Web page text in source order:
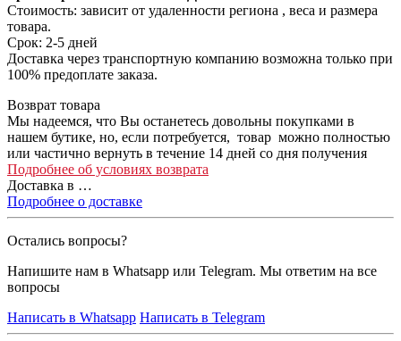
Стоимость: зависит от удаленности региона , веса и размера
товара.
Срок: 2-5 дней
Доставка через транспортную компанию возможна только при
100% предоплате заказа.
Возврат товара
Мы надеемся, что Вы останетесь довольны покупками в
нашем бутике, но, если потребуется, товар можно полностью
или частично вернуть в течение 14 дней со дня получения
Подробнее об условиях возврата
Доставка в …
Подробнее о доставке
Остались вопросы?
Напишите нам в Whatsapp или Telegram. Мы ответим на все
вопросы
Написать в Whatsapp Написать в Telegram